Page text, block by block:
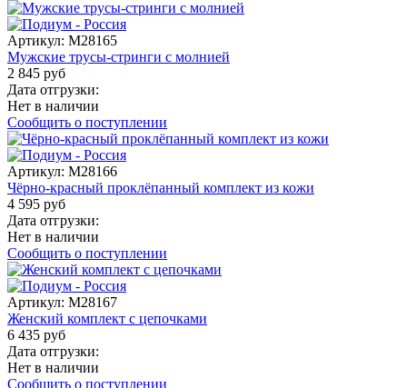
Артикул: M28165
Мужские трусы-стринги с молнией
2 845 руб
Дата отгрузки:
Нет в наличии
Сообщить о поступлении
Артикул: M28166
Чёрно-красный проклёпанный комплект из кожи
4 595 руб
Дата отгрузки:
Нет в наличии
Сообщить о поступлении
Артикул: M28167
Женский комплект с цепочками
6 435 руб
Дата отгрузки:
Нет в наличии
Сообщить о поступлении